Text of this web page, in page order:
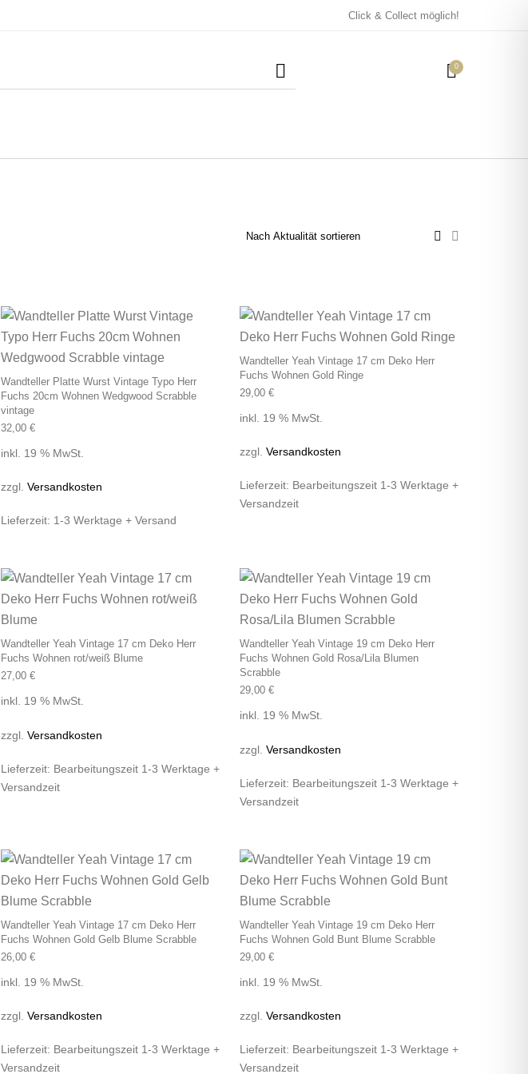
Click & Collect möglich!
0
Wandteller Platte Wurst Vintage Typo Herr
Fuchs 20cm Wohnen Wedgwood Scrabble
vintage
32,00 €
inkl. 19 % MwSt.
zzgl. Versandkosten
Lieferzeit: 1-3 Werktage + Versand
Wandteller Yeah Vintage 17 cm Deko Herr
Fuchs Wohnen Gold Ringe
29,00 €
inkl. 19 % MwSt.
zzgl. Versandkosten
Lieferzeit: Bearbeitungszeit 1-3 Werktage +
Versandzeit
Wandteller Yeah Vintage 17 cm Deko Herr
Fuchs Wohnen rot/weiß Blume
27,00 €
inkl. 19 % MwSt.
zzgl. Versandkosten
Lieferzeit: Bearbeitungszeit 1-3 Werktage +
Versandzeit
Wandteller Yeah Vintage 19 cm Deko Herr
Fuchs Wohnen Gold Rosa/Lila Blumen
Scrabble
29,00 €
inkl. 19 % MwSt.
zzgl. Versandkosten
Lieferzeit: Bearbeitungszeit 1-3 Werktage +
Versandzeit
Wandteller Yeah Vintage 17 cm Deko Herr
Fuchs Wohnen Gold Gelb Blume Scrabble
26,00 €
inkl. 19 % MwSt.
zzgl. Versandkosten
Lieferzeit: Bearbeitungszeit 1-3 Werktage +
Versandzeit
Wandteller Yeah Vintage 19 cm Deko Herr
Fuchs Wohnen Gold Bunt Blume Scrabble
29,00 €
inkl. 19 % MwSt.
zzgl. Versandkosten
Lieferzeit: Bearbeitungszeit 1-3 Werktage +
Versandzeit